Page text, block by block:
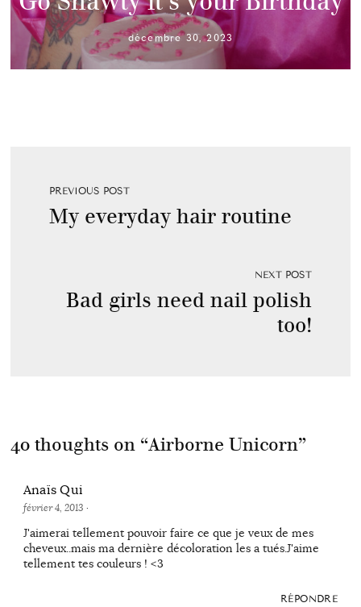
décembre 30, 2023
PREVIOUS POST
My everyday hair routine
NEXT POST
Bad girls need nail polish
too!
40 thoughts on “Airborne Unicorn”
Anaïs Qui
février 4, 2013 ·
J'aimerai tellement pouvoir faire ce que je veux de mes
cheveux..mais ma dernière décoloration les a tués.J'aime
tellement tes couleurs ! <3
RÉPONDRE